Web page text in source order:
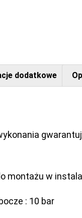
dodatkowe
montażu w
: 10 bar